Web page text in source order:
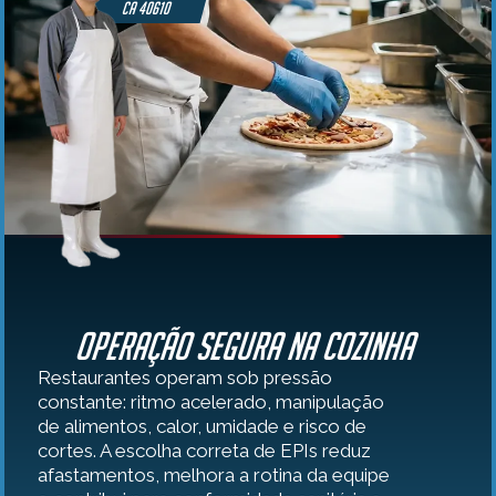
CA 40610
Operação segura na cozinha
Restaurantes operam sob pressão
constante: ritmo acelerado, manipulação
de alimentos, calor, umidade e risco de
cortes. A escolha correta de EPIs reduz
afastamentos, melhora a rotina da equipe